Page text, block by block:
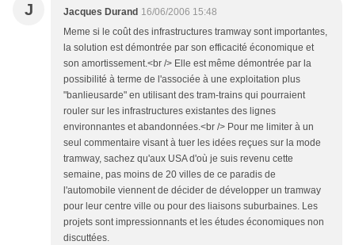
J Jacques Durand 16/06/2006 15:48
Meme si le coût des infrastructures tramway sont importantes,
la solution est démontrée par son efficacité économique et
son amortissement.<br /> Elle est même démontrée par la
possibilité à terme de l'associée à une exploitation plus
"banlieusarde" en utilisant des tram-trains qui pourraient
rouler sur les infrastructures existantes des lignes
environnantes et abandonnées.<br /> Pour me limiter à un
seul commentaire visant à tuer les idées reçues sur la mode
tramway, sachez qu'aux USA d'où je suis revenu cette
semaine, pas moins de 20 villes de ce paradis de
l'automobile viennent de décider de développer un tramway
pour leur centre ville ou pour des liaisons suburbaines. Les
projets sont impressionnants et les études économiques non
discuttées.